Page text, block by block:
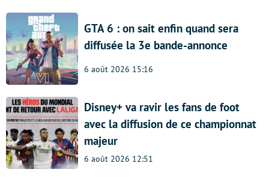
GTA 6 : on sait enfin quand sera
diffusée la 3e bande-annonce
6 août 2026 15:16
Disney+ va ravir les fans de foot
avec la diffusion de ce championnat
majeur
6 août 2026 12:51